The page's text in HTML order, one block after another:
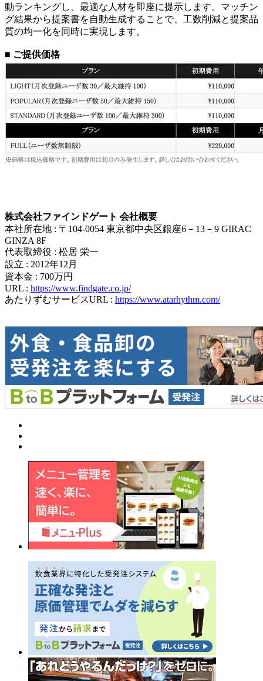
動ランキングし、最適な人材を即座に提示します。マッチン
グ結果から提案書を自動生成することで、工数削減と提案品
質の均一化を同時に実現します。
■ ご提供価格
株式会社ファインドゲート 会社概要
本社所在地 : 〒104-0054 東京都中央区銀座6－13－9 GIRAC
GINZA 8F
代表取締役 : 松居 栄一
設立 : 2012年12月
資本金 : 700万円
URL : https://www.findgate.co.jp/
あたりずむサービスURL : https://www.atarhythm.com/